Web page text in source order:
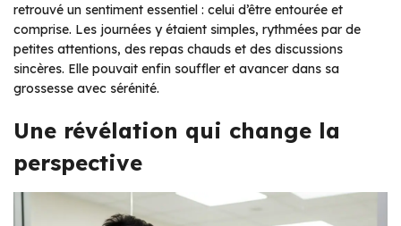
retrouvé un sentiment essentiel : celui d’être entourée et
comprise. Les journées y étaient simples, rythmées par de
petites attentions, des repas chauds et des discussions
sincères. Elle pouvait enfin souffler et avancer dans sa
grossesse avec sérénité.
Une révélation qui change la
perspective